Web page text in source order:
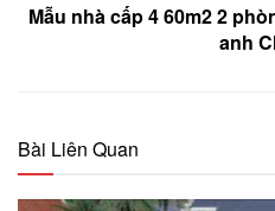
Mẫu nhà cấp 4 60m2 2
anh
Bài Liên Quan